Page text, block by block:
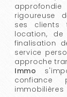
rigoureuse
ses clients
location,
finalisation
service
approche
Immo
confiance
immobilières